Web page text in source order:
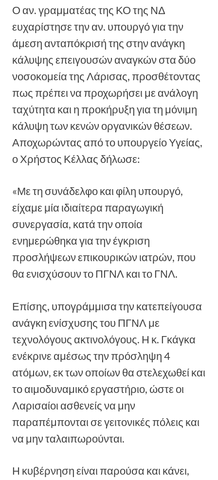
Ο αν. γραμματέας της ΚΟ της ΝΔ
ευχαρίστησε την αν. υπουργό για την
άμεση ανταπόκρισή της στην ανάγκη
κάλυψης επειγουσών αναγκών στα δύο
νοσοκομεία της Λάρισας, προσθέτοντας
πως πρέπει να προχωρήσει με ανάλογη
ταχύτητα και η προκήρυξη για τη μόνιμη
κάλυψη των κενών οργανικών θέσεων.
Αποχωρώντας από το υπουργείο Υγείας,
ο Χρήστος Κέλλας δήλωσε:
«Με τη συνάδελφο και φίλη υπουργό,
είχαμε μία ιδιαίτερα παραγωγική
συνεργασία, κατά την οποία
ενημερώθηκα για την έγκριση
προσλήψεων επικουρικών ιατρών, που
θα ενισχύσουν το ΠΓΝΛ και το ΓΝΛ.
Επίσης, υπογράμμισα την κατεπείγουσα
ανάγκη ενίσχυσης του ΠΓΝΛ με
τεχνολόγους ακτινολόγους. Η κ. Γκάγκα
ενέκρινε αμέσως την πρόσληψη 4
ατόμων, εκ των οποίων θα στελεχωθεί και
το αιμοδυναμικό εργαστήριο, ώστε οι
Λαρισαίοι ασθενείς να μην
παραπέμπονται σε γειτονικές πόλεις και
να μην ταλαιπωρούνται.
Η κυβέρνηση είναι παρούσα και κάνει,